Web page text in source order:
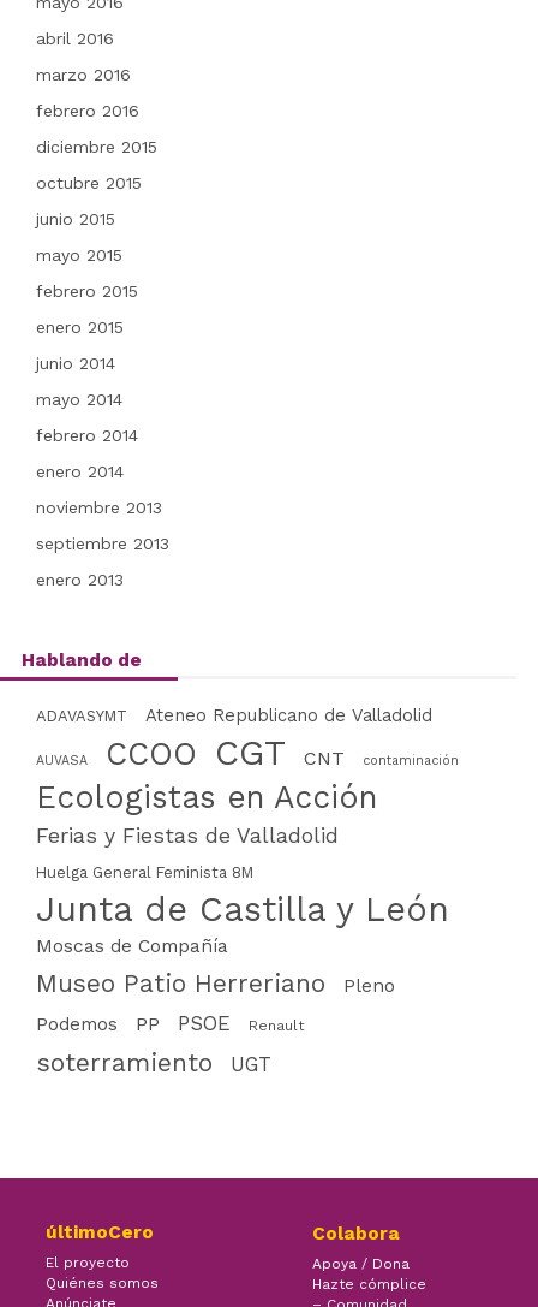
abril 2016
marzo 2016
febrero 2016
diciembre 2015
octubre 2015
junio 2015
mayo 2015
febrero 2015
enero 2015
junio 2014
mayo 2014
febrero 2014
enero 2014
noviembre 2013
septiembre 2013
enero 2013
Hablando de
ADAVASYMT Ateneo Republicano de Valladolid
AUVASA CCOO CGT CNT contaminación
Ecologistas en Acción
Ferias y Fiestas de Valladolid
Huelga General Feminista 8M
Junta de Castilla y León
Moscas de Compañía
Museo Patio Herreriano
Pleno
Podemos
PP PSOE Renault
soterramiento UGT
últimoCero
El proyecto
Quiénes somos
Anúnciate
Colabora
Apoya / Dona
Hazte cómplice